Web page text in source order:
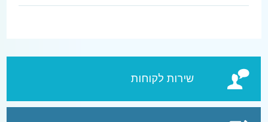
שירות לקוחות